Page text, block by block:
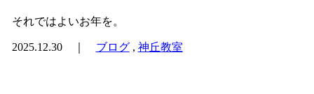
それではよいお年を。
2025.12.30 ｜ ブログ, 神丘教室